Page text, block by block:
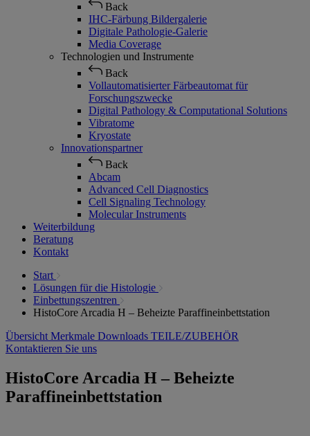
Back
IHC-Färbung Bildergalerie
Digitale Pathologie-Galerie
Media Coverage
Technologien und Instrumente
Back
Vollautomatisierter Färbeautomat für
Forschungszwecke
Digital Pathology & Computational Solutions
Vibratome
Kryostate
Innovationspartner
Back
Abcam
Advanced Cell Diagnostics
Cell Signaling Technology
Molecular Instruments
Weiterbildung
Beratung
Kontakt
Start
Lösungen für die Histologie
Einbettungszentren
HistoCore Arcadia H – Beheizte Paraffineinbettstation
Übersicht Merkmale Downloads TEILE/ZUBEHÖR
Kontaktieren Sie uns
HistoCore Arcadia H – Beheizte
Paraffineinbettstation